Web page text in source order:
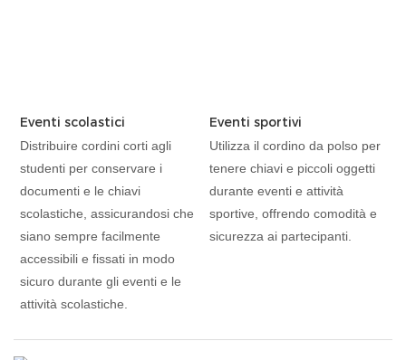
Eventi scolastici
Distribuire cordini corti agli
studenti per conservare i
documenti e le chiavi
scolastiche, assicurandosi che
siano sempre facilmente
accessibili e fissati in modo
sicuro durante gli eventi e le
attività scolastiche.
Eventi sportivi
Utilizza il cordino da polso per
tenere chiavi e piccoli oggetti
durante eventi e attività
sportive, offrendo comodità e
sicurezza ai partecipanti.